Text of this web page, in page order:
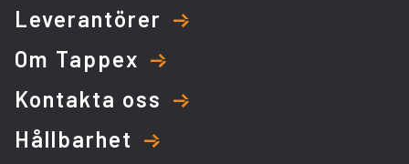
Leverantörer
Om Tappex
Kontakta oss
Hållbarhet